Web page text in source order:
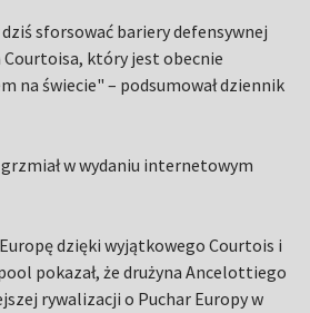
sforsować bariery defensywnej
Courtoisa, który jest obecnie
na świecie" – podsumował dziennik
w wydaniu internetowym
dzięki wyjątkowego Courtois i
pokazał, że drużyna Ancelottiego
rywalizacji o Puchar Europy w